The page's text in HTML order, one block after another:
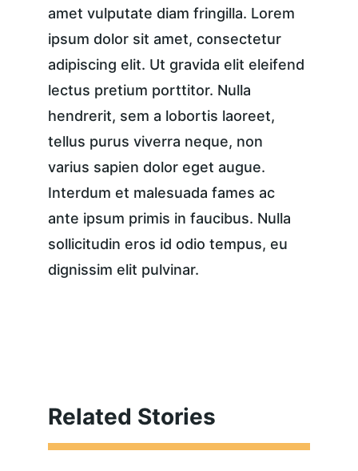
amet vulputate diam fringilla. Lorem
ipsum dolor sit amet, consectetur
adipiscing elit. Ut gravida elit eleifend
lectus pretium porttitor. Nulla
hendrerit, sem a lobortis laoreet,
tellus purus viverra neque, non
varius sapien dolor eget augue.
Interdum et malesuada fames ac
ante ipsum primis in faucibus. Nulla
sollicitudin eros id odio tempus, eu
dignissim elit pulvinar.
Related Stories